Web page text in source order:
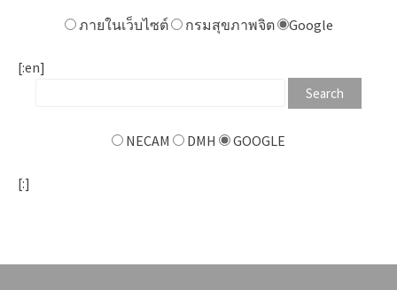
ภายในเว็บไซต์ กรมสุขภาพจิต Google
[:en]
NECAM DMH GOOGLE
[:]